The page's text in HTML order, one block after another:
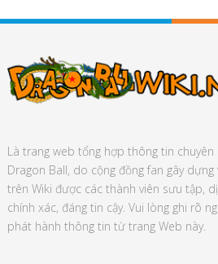
Là trang web tổng hợp thông tin
Dragon Ball, do cộng đồng fan gây
trên Wiki được các thành viên sưu tập,
chính xác, đáng tin cậy. Vui lòng ghi rõ
phát hành thông tin từ trang Web này.